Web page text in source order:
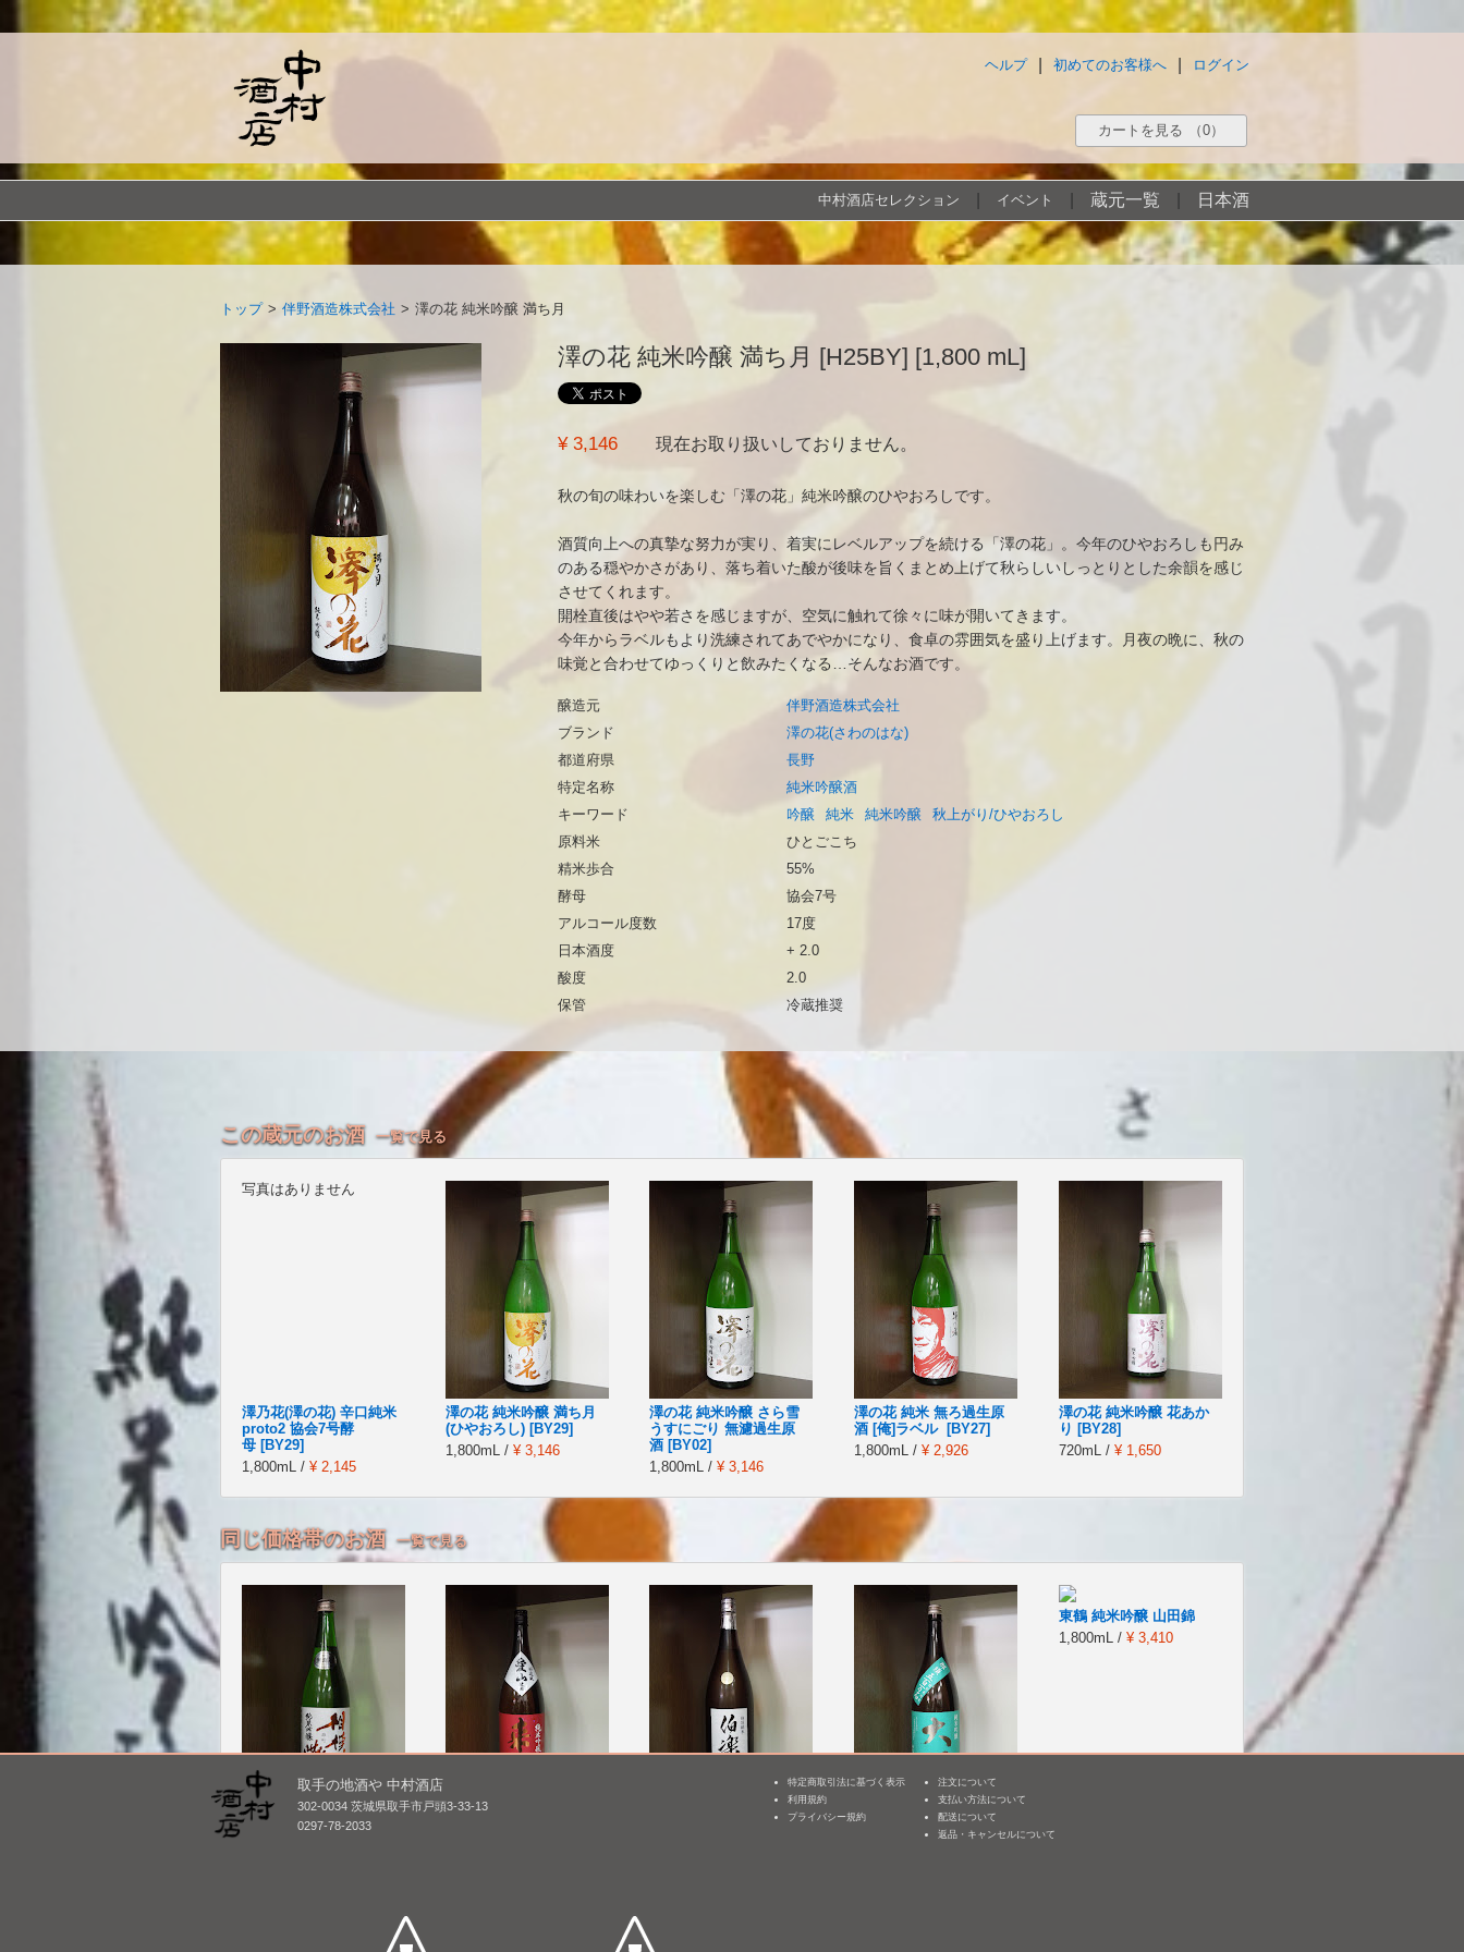
ログイン
初めてのお客様へ
ヘルプ
カートを見る （0）
中村酒店セレクション イベント 蔵元一覧 日本酒
トップ > 伴野酒造株式会社 > 澤の花 純米吟醸 満ち月
澤の花 純米吟醸 満ち月 [H25BY] [1,800 mL]
¥ 3,146 現在お取り扱いしておりません。
秋の旬の味わいを楽しむ「澤の花」純米吟醸のひやおろしです。
酒質向上への真摯な努力が実り、着実にレベルアップを続ける「澤の花」。今年のひやおろしも円み
のある穏やかさがあり、落ち着いた酸が後味を旨くまとめ上げて秋らしいしっとりとした余韻を感じ
させてくれます。
開栓直後はやや若さを感じますが、空気に触れて徐々に味が開いてきます。
今年からラベルもより洗練されてあでやかになり、食卓の雰囲気を盛り上げます。月夜の晩に、秋の
味覚と合わせてゆっくりと飲みたくなる…そんなお酒です。
醸造元
伴野酒造株式会社
ブランド
澤の花(さわのはな)
都道府県
長野
特定名称
純米吟醸酒
キーワード
吟醸 純米 純米吟醸
秋上がり/ひやおろし
原料米
ひとごこち
精米歩合
55%
酵母
協会7号
アルコール度数
17度
日本酒度
+ 2.0
酸度
2.0
保管
冷蔵推奨
この蔵元のお酒 一覧で見る
写真はありません
澤乃花(澤の花) 辛口純米
proto2 協会7号酵
母 [BY29]
1,800mL / ¥ 2,145
澤の花 純米吟醸 満ち月
(ひやおろし) [BY29]
1,800mL / ¥ 3,146
澤の花 純米吟醸 さら雪
うすにごり 無濾過生原
酒 [BY02]
1,800mL / ¥ 3,146
澤の花 純米 無ろ過生原
酒 [俺]ラベル [BY27]
1,800mL / ¥ 2,926
澤の花 純米吟醸 花あか
り [BY28]
720mL / ¥ 1,650
同じ価格帯のお酒 一覧で見る
相模灘 純米吟醸 雄町
来福 純米吟醸 愛山 つる
大那 純米吟醸 那須五百
東鶴 純米吟醸 山田錦
1,800mL / ¥ 3,410
取手の地酒や 中村酒店
302-0034 茨城県取手市戸頭3-33-13
0297-78-2033
特定商取引法に基づく表示
利用規約
プライバシー規約
注文について
支払い方法について
配送について
返品・キャンセルについて